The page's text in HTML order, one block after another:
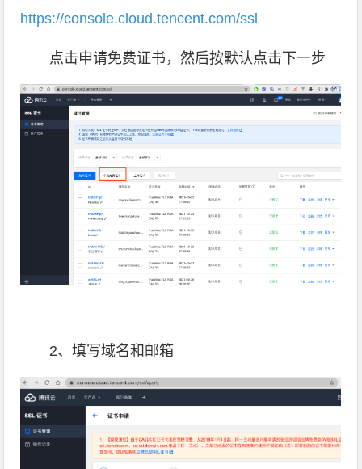
https://console.cloud.tencent.com/ssl
点击申请免费证书，然后按默认点击下一步
2、填写域名和邮箱